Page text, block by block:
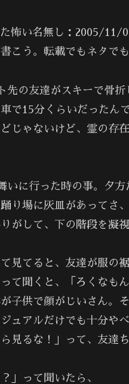
た怖い名無し：2005/
こう。転載でもネタでも
先の友達がスキーで骨
で15分くらいだったん
じゃないけど、霊の存
いに行った時の事。夕方
り場に灰皿があってさ
がして、下の階段を凝
見てると、友達が服の
て聞くと、「ろくなも
子供で顔がじいさん。
ジュアルだけでも十分や
ら見るな！」って、友達
」って聞いたら、